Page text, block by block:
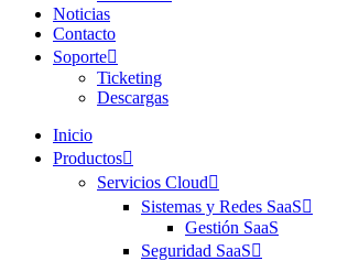
Noticias
Contacto
Soporte
Ticketing
Descargas
Inicio
Productos
Servicios Cloud
Sistemas y Redes SaaS
Gestión SaaS
Seguridad SaaS